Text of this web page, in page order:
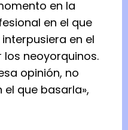
en la
en el que
en el
neoyorquinos.
opinión, no
el que basarla»,